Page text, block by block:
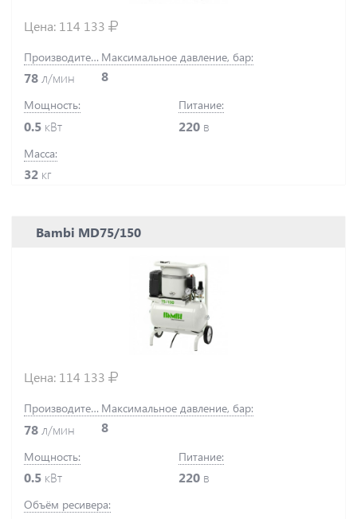
Цена: 114 133
Производительность:
78л/мин
Максимальное давление, бар:
8
Мощность:
0.5 кВт
Питание:
220 в
Масса:
32 кг
Bambi MD75/150
Цена: 114 133
Производительность:
78 л/мин
Максимальное давление, бар:
8
Мощность:
0.5 кВт
Питание:
220 в
Объём ресивера: